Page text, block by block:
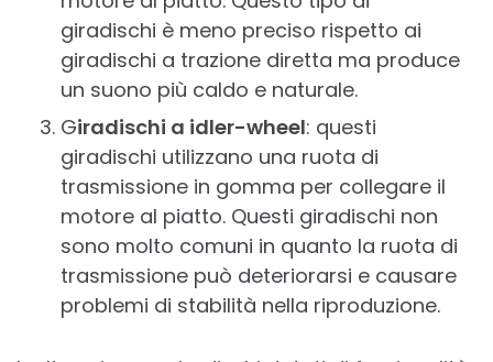
giradischi è meno preciso rispetto ai
giradischi a trazione diretta ma produce
un suono più caldo e naturale.
Giradischi a idler-wheel: questi
giradischi utilizzano una ruota di
trasmissione in gomma per collegare il
motore al piatto. Questi giradischi non
sono molto comuni in quanto la ruota di
trasmissione può deteriorarsi e causare
problemi di stabilità nella riproduzione.